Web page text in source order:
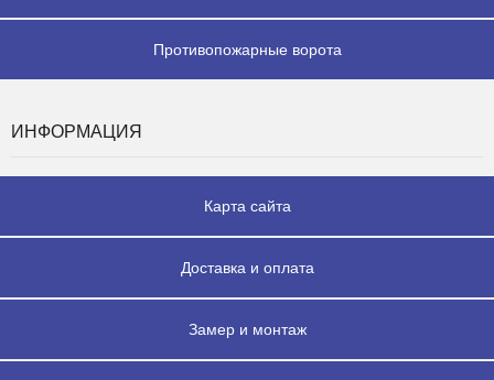
Противопожарные ворота
ИНФОРМАЦИЯ
Карта сайта
Доставка и оплата
Замер и монтаж